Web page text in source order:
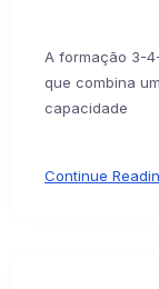
A formação 3-
que combina
capacidade
Continue